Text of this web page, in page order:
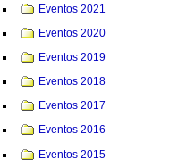
Eventos 2021
Eventos 2020
Eventos 2019
Eventos 2018
Eventos 2017
Eventos 2016
Eventos 2015